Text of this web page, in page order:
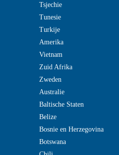
Tsjechie
Tunesie
Turkije
Amerika
Vietnam
Zuid Afrika
Zweden
Australie
Baltische Staten
Belize
Bosnie en Herzegovina
Botswana